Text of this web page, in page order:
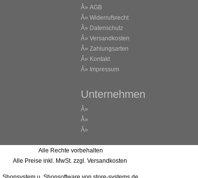
Â» AGB
Â» Widerrufsrecht
Â» Datenschutz
Â» Versandkosten
Â» Zahlungsarten
Â» Kontakt
Â» Impressum
Unternehmen
Â»
Â»
Â»
Alle Rechte vorbehalten
Alle Preise inkl. MwSt. zzgl. Versandkosten